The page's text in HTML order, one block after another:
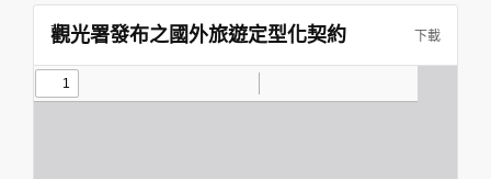
觀光署發布之國外旅遊定型化契約 下載